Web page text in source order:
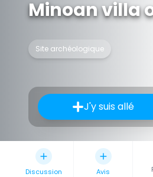
Minoan villa
Site archéologique
J'y suis allé
Discussion Avis